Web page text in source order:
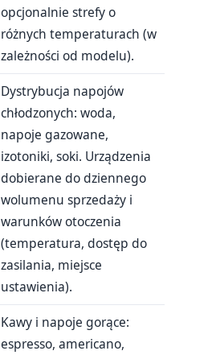
opcjonalnie strefy o
różnych temperaturach (w
zależności od modelu).
Dystrybucja napojów
chłodzonych: woda,
napoje gazowane,
izotoniki, soki. Urządzenia
dobierane do dziennego
wolumenu sprzedaży i
warunków otoczenia
(temperatura, dostęp do
zasilania, miejsce
ustawienia).
Kawy i napoje gorące:
espresso, americano,